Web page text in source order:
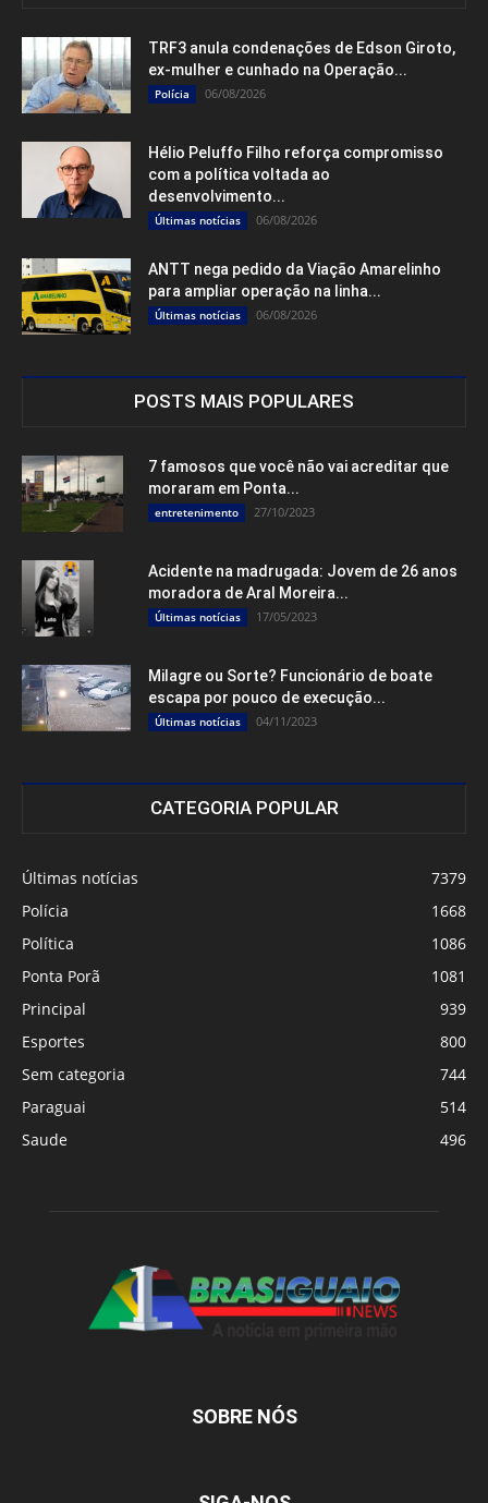
TRF3 anula condenações de Edson Giroto,
ex-mulher e cunhado na Operação...
Polícia 06/08/2026
Hélio Peluffo Filho reforça compromisso
com a política voltada ao
desenvolvimento...
Últimas notícias 06/08/2026
ANTT nega pedido da Viação Amarelinho
para ampliar operação na linha...
Últimas notícias 06/08/2026
POSTS MAIS POPULARES
7 famosos que você não vai acreditar que
moraram em Ponta...
entretenimento 27/10/2023
Acidente na madrugada: Jovem de 26 anos
moradora de Aral Moreira...
Últimas notícias 17/05/2023
Milagre ou Sorte? Funcionário de boate
escapa por pouco de execução...
Últimas notícias 04/11/2023
CATEGORIA POPULAR
Últimas notícias
7379
Polícia
1668
Política
1086
Ponta Porã
1081
Principal
939
Esportes
800
Sem categoria
744
Paraguai
514
Saude
496
SOBRE NÓS